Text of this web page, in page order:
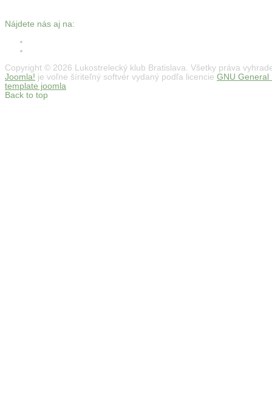
Nájdete nás aj na:
Copyright © 2026 Lukostrelecký klub Bratislava. Všetky práva
Joomla! je voľne šíriteľný softvér vydaný podľa licencie GNU General
template joomla
Back to top